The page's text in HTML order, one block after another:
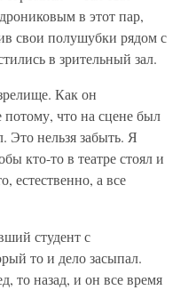
в этот пар,
свои полушубки рядом с
в зрительный зал.
Как он
что на сцене был
Это нельзя забыть. Я
кто-то в театре стоял и
естественно, а все
студент с
то и дело засыпал.
то назад, и он все время